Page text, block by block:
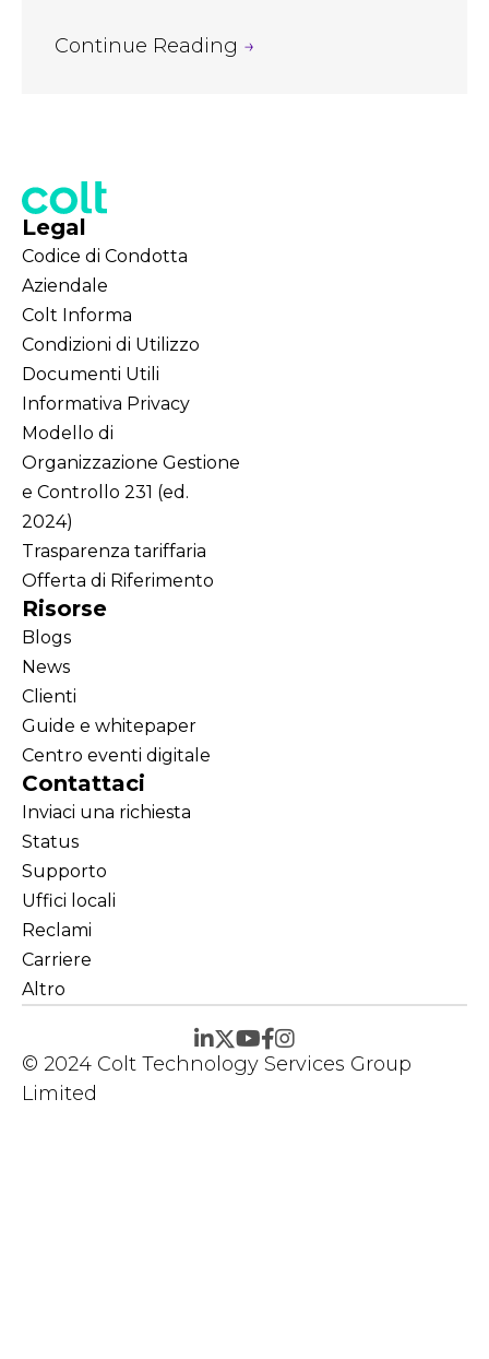
Continue Reading →
Legal
Codice di Condotta
Aziendale
Colt Informa
Condizioni di Utilizzo
Documenti Utili
Informativa Privacy
Modello di
Organizzazione Gestione
e Controllo 231 (ed.
2024)
Trasparenza tariffaria
Offerta di Riferimento
Risorse
Blogs
News
Clienti
Guide e whitepaper
Centro eventi digitale
Contattaci
Inviaci una richiesta
Status
Supporto
Uffici locali
Reclami
Carriere
Altro
© 2024 Colt Technology Services Group
Limited